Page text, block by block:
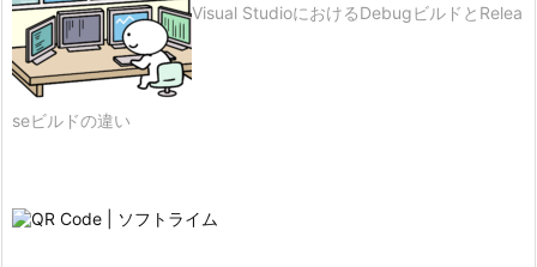
Visual StudioにおけるDebugビルドとRelea
seビルドの違い